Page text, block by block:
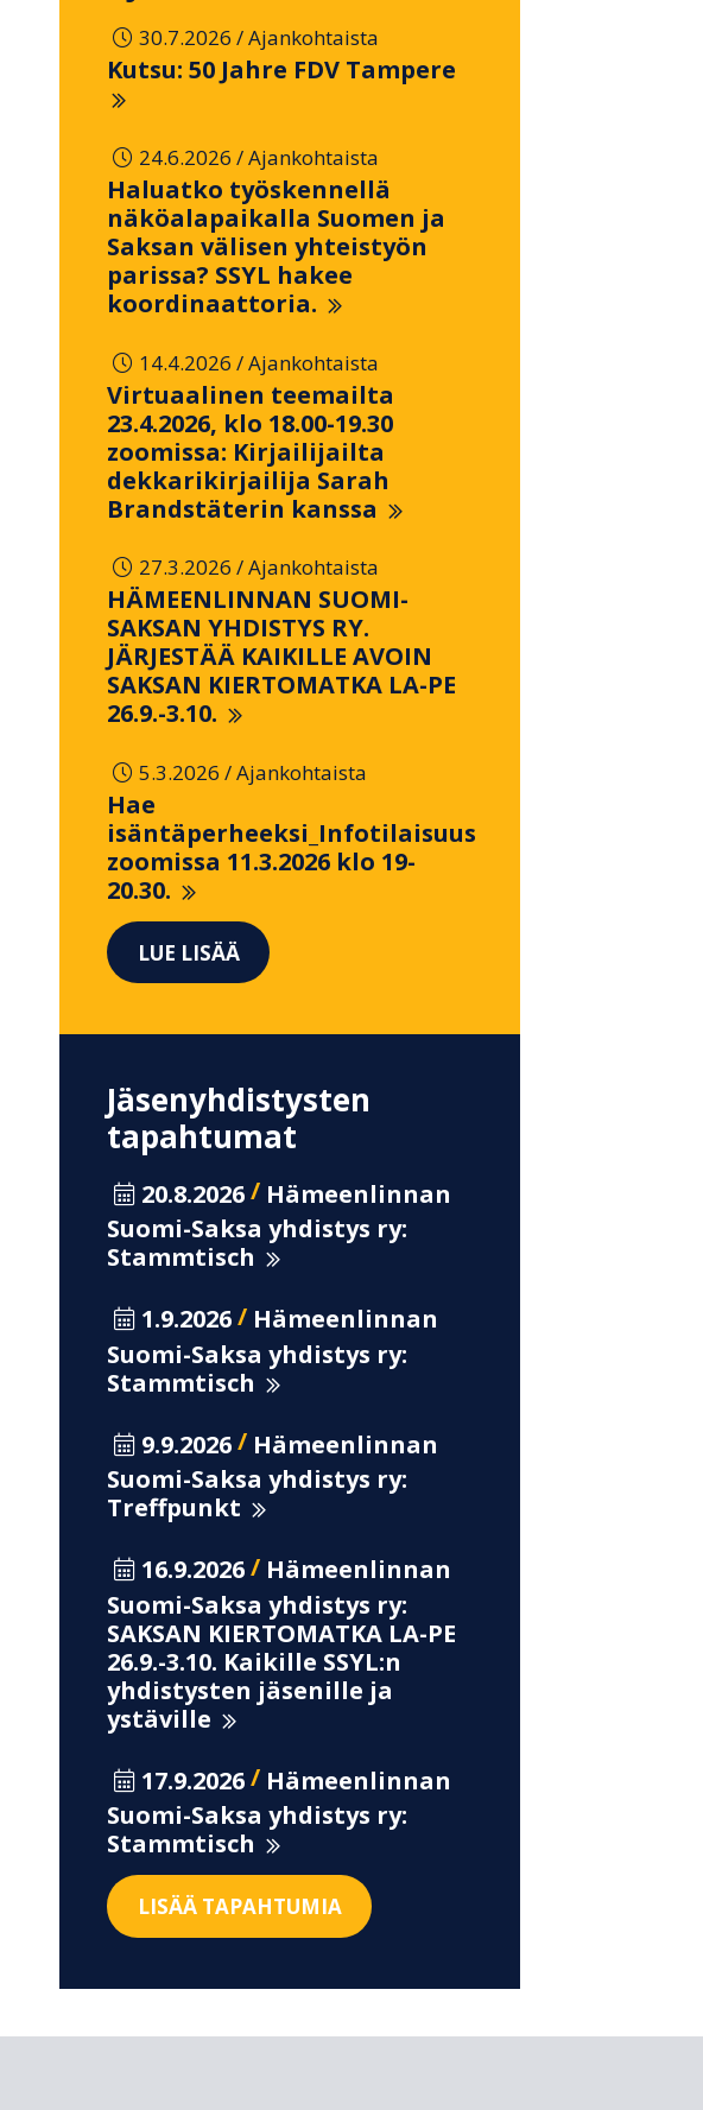
30.7.2026/Ajankohtaista
Kutsu: 50 Jahre FDV Tampere
24.6.2026/Ajankohtaista
Haluatko työskennellä
näköalapaikalla Suomen ja
Saksan välisen yhteistyön
parissa? SSYL hakee
koordinaattoria.
14.4.2026/Ajankohtaista
Virtuaalinen teemailta
23.4.2026, klo 18.00-19.30
zoomissa: Kirjailijailta
dekkarikirjailija Sarah
Brandstäterin kanssa
27.3.2026/Ajankohtaista
HÄMEENLINNAN SUOMI-
SAKSAN YHDISTYS RY.
JÄRJESTÄÄ KAIKILLE AVOIN
SAKSAN KIERTOMATKA LA-PE
26.9.-3.10.
5.3.2026/Ajankohtaista
Hae
isäntäperheeksi_Infotilaisuus
zoomissa 11.3.2026 klo 19-
20.30.
LUE LISÄÄ
Jäsenyhdistysten
tapahtumat
20.8.2026/ Hämeenlinnan
Suomi-Saksa yhdistys ry:
Stammtisch
1.9.2026/ Hämeenlinnan
Suomi-Saksa yhdistys ry:
Stammtisch
9.9.2026/ Hämeenlinnan
Suomi-Saksa yhdistys ry:
Treffpunkt
16.9.2026/ Hämeenlinnan
Suomi-Saksa yhdistys ry:
SAKSAN KIERTOMATKA LA-PE
26.9.-3.10. Kaikille SSYL:n
yhdistysten jäsenille ja
ystäville
17.9.2026/ Hämeenlinnan
Suomi-Saksa yhdistys ry:
Stammtisch
LISÄÄ TAPAHTUMIA